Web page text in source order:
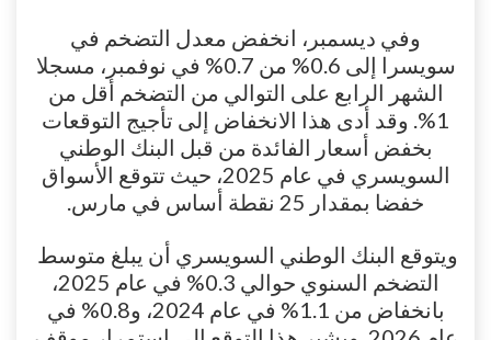
وفي ديسمبر، انخفض معدل التضخم في
سويسرا إلى 0.6% من 0.7% في نوفمبر، مسجلا
الشهر الرابع على التوالي من التضخم أقل من
1%. وقد أدى هذا الانخفاض إلى تأجيج التوقعات
بخفض أسعار الفائدة من قبل البنك الوطني
السويسري في عام 2025، حيث تتوقع الأسواق
خفضا بمقدار 25 نقطة أساس في مارس.
ويتوقع البنك الوطني السويسري أن يبلغ متوسط ​​
التضخم السنوي حوالي 0.3% في عام 2025،
بانخفاض من 1.1% في عام 2024، و0.8% في